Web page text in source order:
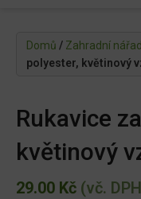
Domů / Zahradní
polyester, květinový
Rukavice
květinový
29.00 Kč (vč.